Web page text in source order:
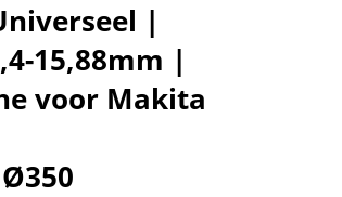
|
15,88mm |
voor Makita